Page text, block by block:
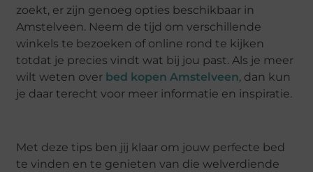
zoekt, er zijn genoeg opties beschikbaar in
Amstelveen. Neem de tijd om verschillende
winkels te bezoeken of online rond te kijken
totdat je precies vindt wat bij jou past. Als je meer
wilt weten over bed kopen Amstelveen, dan kun
je daar terecht voor meer informatie en inspiratie.
Met deze tips ben jij klaar om jouw perfecte bed
te vinden en te genieten van die welverdiende